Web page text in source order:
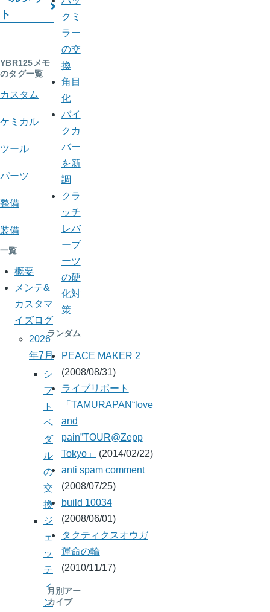
ク
横
リ
ン
ク:
メ
モ
ト
YBR125メモ
のタグ一覧
カスタム
ケミカル
ツール
パーツ
整備
装備
一覧
概要
メンテ&
カスタマ
イズログ
2026
年7月
シ
フ
ト
ペ
ダ
ル
の
交
換
ジ
ェ
ッ
テ
ィ
ン
クミ
ラー
の交
換
角目
化
バイ
クカ
バー
を新
調
クラ
ッチ
レバ
ーブ
ーツ
の硬
化対
策
ランダム
PEACE MAKER 2
(2008/08/31)
ライブリポート
「TAMURAPAN“love
and
pain”TOUR@Zepp
Tokyo」
(2014/02/22)
anti spam comment
(2008/07/25)
build 10034
(2008/06/01)
タクティクスオウガ
運命の輪
(2010/11/17)
月別アー
カイブ